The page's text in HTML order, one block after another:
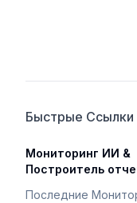
Быстрые Ссылки
Мониторинг ИИ &
Построитель
Последние